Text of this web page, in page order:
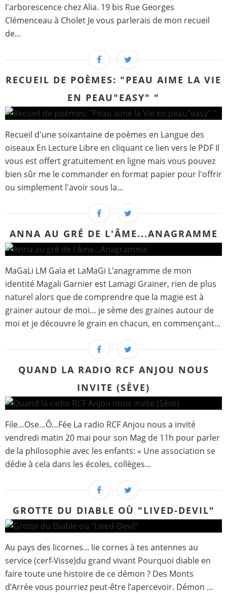
l'arborescence chez Alia. 19 bis Rue Georges
Clémenceau à Cholet Je vous parlerais de mon recueil
de...
RECUEIL DE POÈMES: "PEAU AIME LA VIE
EN PEAU"EASY" "
Recueil d'une soixantaine de poèmes en Langue des
oiseaux En Lecture Libre en cliquant ce lien vers le PDF Il
vous est offert gratuitement en ligne mais vous pouvez
bien sûr me le commander en format papier pour l'offrir
ou simplement l'avoir sous la...
ANNA AU GRÉ DE L'ÂME...ANAGRAMME
MaGaLi LM Gaïa et LaMaGi L’anagramme de mon
identité Magali Garnier est Lamagi Grainer, rien de plus
naturel alors que de comprendre que la magie est à
grainer autour de moi… je sème des graines autour de
moi et je découvre le grain en chacun, en commençant...
QUAND LA RADIO RCF ANJOU NOUS
INVITE (SÈVE)
File…Ose…Ô…Fée La radio RCF Anjou nous a invité
vendredi matin 20 mai pour son Mag de 11h pour parler
de la philosophie avec les enfants: « Une association se
dédie à cela dans les écoles, collèges...
GROTTE DU DIABLE OÙ "LIVED-DEVIL"
Au pays des licornes... lie cornes à tes antennes au
service (cerf-Visse)du grand vivant Pourquoi diable en
faire toute une histoire de ce démon ? Des Monts
d’Arrée vous pourriez peut-être l’apercevoir. Démon ...